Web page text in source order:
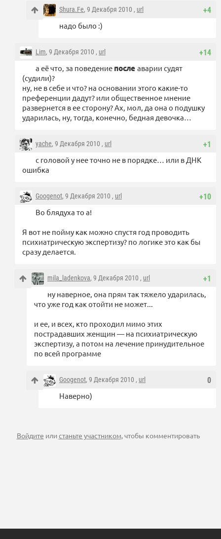
+4
Shura.Fe, 9 Декабря 2010 , url
надо было :)
+14
Lim, 9 Декабря 2010 , url
а её что, за поведение после аварии судят
(судили)?
ну, не в себе и что? на основании этого какие-то
преференции дадут? или общественное мнение
развернется в ее сторону? Ах, мол, да она о подушку
ударилась, ну, тогда, конечно, бедная девочка…
+1
yache, 9 Декабря 2010 , url
с головой у нее точно не в порядке… или в ДНК
ошибка
+10
Googenot, 9 Декабря 2010 , url
Во блядуха то а!
Я вот не пойму как можно спустя год проводить
психиатрическую экспертизу? по логике это как бы
сразу делается.
+1
mila_ladenkova, 9 Декабря 2010 , url
ну наверное, она прям так тяжело ударилась,
что уже год как отойти не может...
и ее, и всех, кто проходил мимо этих
пострадавших женщин — на психиатрическую
экспертизу, а потом на лечение принудительное
по всей программе
0
Googenot, 9 Декабря 2010 , url
Наверно)
Войдите илистаньте участником, чтобы комментировать